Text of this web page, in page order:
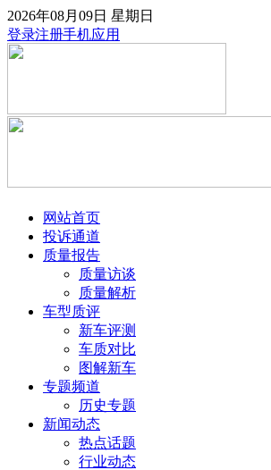
2026年08月09日 星期日
登录注册手机应用
网站首页
投诉通道
质量报告
质量访谈
质量解析
车型质评
新车评测
车质对比
图解新车
专题频道
历史专题
新闻动态
热点话题
行业动态